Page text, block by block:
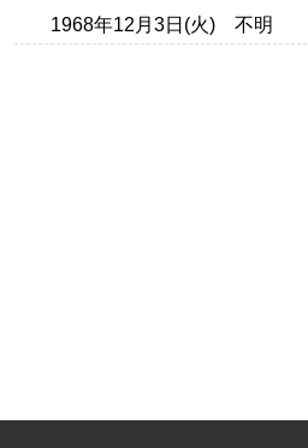
1968年12月3日(火) 不明